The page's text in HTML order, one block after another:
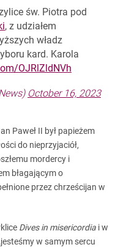
św. Piotra pod
, z udziałem
władz
kard. Karola
OJRlZldNVh
October 16, 2023
Paweł II był papieżem
do nieprzyjaciół,
mordercy i
błagającym o
przez chrześcijan w
Dives in misericordia i w
w samym sercu